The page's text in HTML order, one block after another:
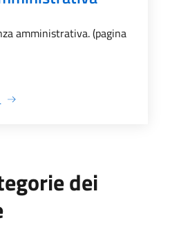
amministrativa. (pagina
SU TRASPARENZA
dei